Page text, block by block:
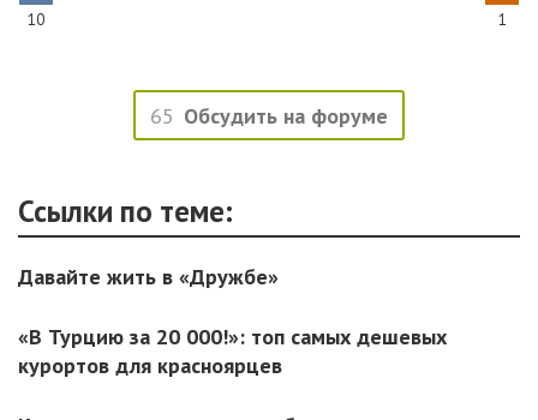
10 1
65 Обсудить на форуме
Ссылки по теме:
Давайте жить в «Дружбе»
«В Турцию за 20 000!»: топ самых дешевых
курортов для красноярцев